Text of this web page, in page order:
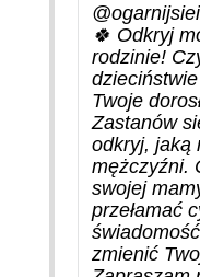
🍀 Odkryj
rodzinie!
Twoje
Zastanów
odkryj, jaką
mężczyźni.
swojej
przełamać
zmienić